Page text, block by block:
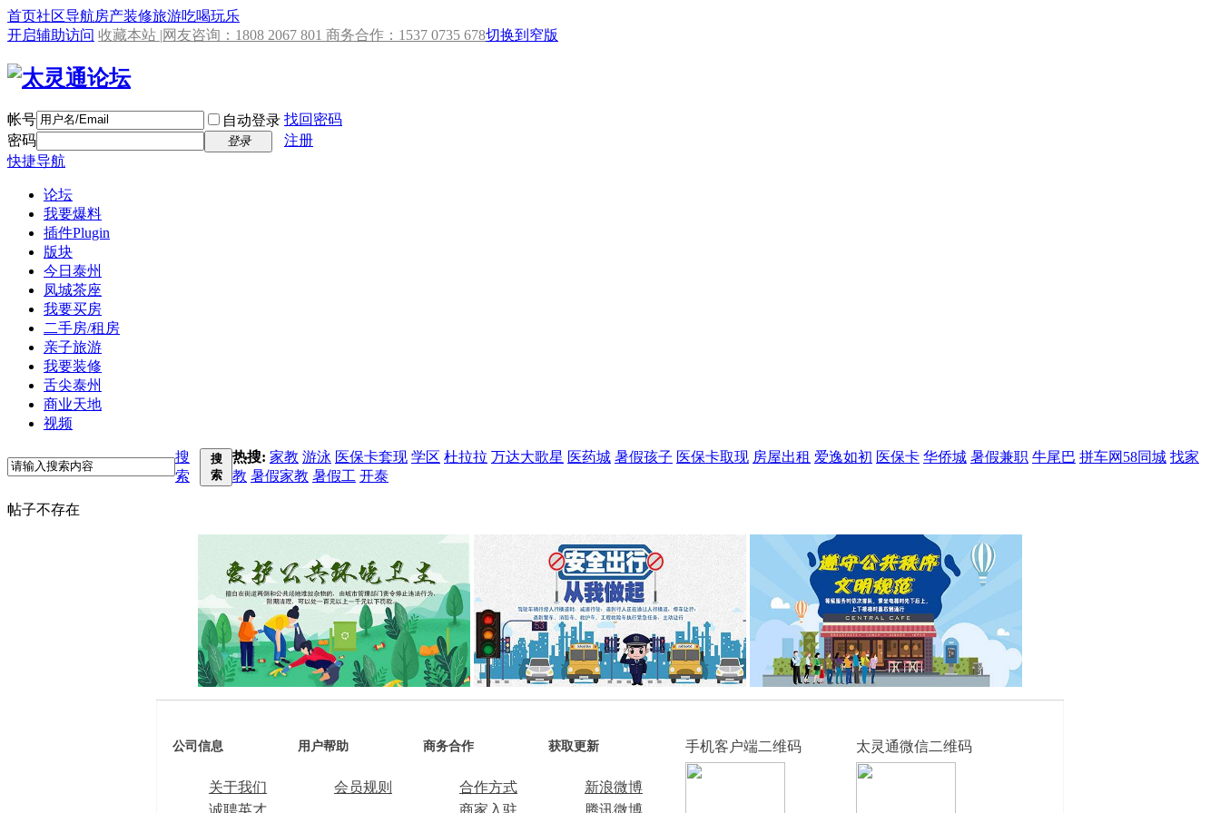
首页社区导航房产装修旅游吃喝玩乐
开启辅助访问 收藏本站 |网友咨询：1808 2067 801 商务合作：1537 0735 678切换到窄版
帐号 自动登录 找回密码
密码
登录
注册
快捷导航
论坛
我要爆料
插件Plugin
版块
今日泰州
凤城茶座
我要买房
二手房/租房
亲子旅游
我要装修
舌尖泰州
商业天地
视频
搜
索
搜
索
热搜: 家教 游泳 医保卡套现 学区 杜拉拉 万达大歌星 医药城 暑假孩子 医保卡取现 房屋出租 爱逸如初 医保卡 华侨城 暑假兼职 牛尾巴 拼车网58同城 找家
教 暑假家教 暑假工 开泰
帖子不存在
公司信息
关于我们
用户帮助
会员规则
商务合作
合作方式
获取更新
新浪微博
手机客户端二维码 太灵通微信二维码